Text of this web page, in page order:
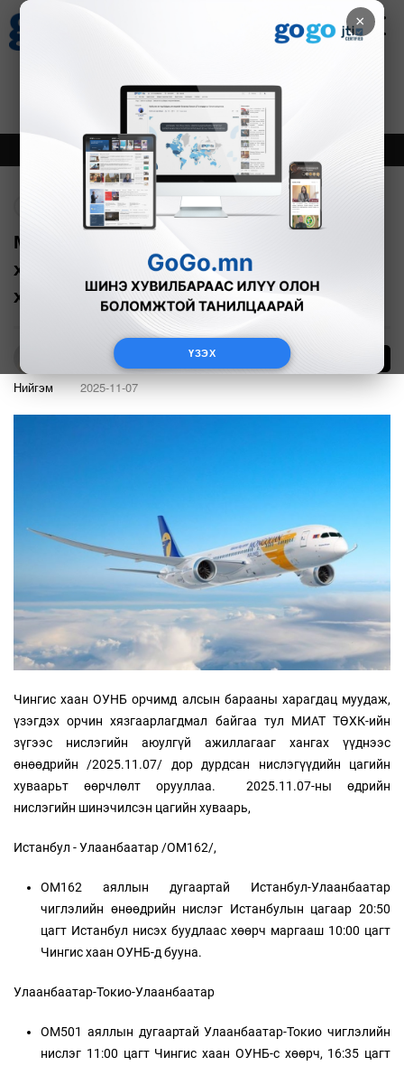
×
ҮЗЭХ
Зурхай
8.08
Онцлох Шинэ
МИАТ ТӨХК: Үзэгдэх орчин
хязгаарлагдмал байгаа тул нислэгийн
хуваарьт өөрчлөлт орууллаа
Нийгэм 2025-11-07
Чингис хаан ОУНБ орчимд алсын барааны харагдац муудаж,
үзэгдэх орчин хязгаарлагдмал байгаа тул МИАТ ТӨХК-ийн
зүгээс нислэгийн аюулгүй ажиллагааг хангах үүднээс
өнөөдрийн /2025.11.07/ дор дурдсан нислэгүүдийн цагийн
хуваарьт өөрчлөлт орууллаа. 2025.11.07-ны өдрийн
нислэгийн шинэчилсэн цагийн хуваарь,
Истанбул - Улаанбаатар /ОМ162/,
ОМ162 аяллын дугаартай Истанбул-Улаанбаатар
чиглэлийн өнөөдрийн нислэг Истанбулын цагаар 20:50
цагт Истанбул нисэх буудлаас хөөрч маргааш 10:00 цагт
Чингис хаан ОУНБ-д бууна.
Улаанбаатар-Токио-Улаанбаатар
ОМ501 аяллын дугаартай Улаанбаатар-Токио чиглэлийн
нислэг 11:00 цагт Чингис хаан ОУНБ-с хөөрч, 16:35 цагт